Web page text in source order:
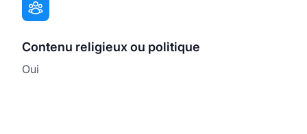
Contenu religieux ou politique
Oui